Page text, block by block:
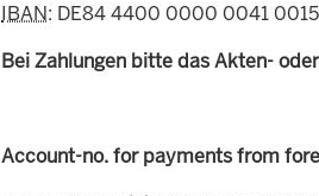
IBAN: DE84 4400 0000 0041
Bei Zahlungen bitte das Akten-
Account-no. for payments from